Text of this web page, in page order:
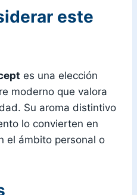
este
es una elección
moderno que valora
Su aroma distintivo
lo convierten en
el ámbito personal o